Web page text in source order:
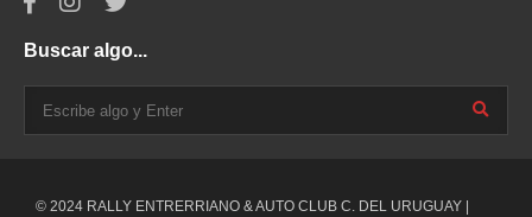
Buscar algo...
© 2024 RALLY ENTRERRIANO & AUTO CLUB C. DEL URUGUAY |